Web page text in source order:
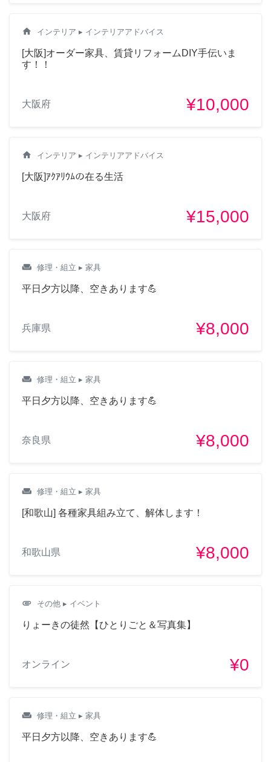
home インテリア ▸ インテリアアドバイス
[大阪]オーダー家具、賃貸リフォームDIY手伝いま
す！！
大阪府 ¥10,000
home インテリア ▸ インテリアアドバイス
[大阪]ｱｸｱﾘｳﾑの在る生活
大阪府 ¥15,000
weekend 修理・組立 ▸ 家具
平日夕方以降、空きあります💪
兵庫県 ¥8,000
weekend 修理・組立 ▸ 家具
平日夕方以降、空きあります💪
奈良県 ¥8,000
weekend 修理・組立 ▸ 家具
[和歌山] 各種家具組み立て、解体します！
和歌山県 ¥8,000
attachment その他 ▸ イベント
りょーきの徒然【ひとりごと＆写真集】
オンライン ¥0
weekend 修理・組立 ▸ 家具
平日夕方以降、空きあります💪